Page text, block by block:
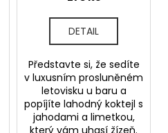
DETAIL
Představte si, že sedíte
v luxusním prosluněném
letovisku u baru a
popíjíte lahodný koktejl s
jahodami a limetkou,
který vám uhasí žízeň.